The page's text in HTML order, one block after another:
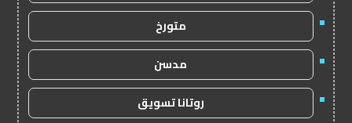
متورخ
مدسن
روتانا تسويق